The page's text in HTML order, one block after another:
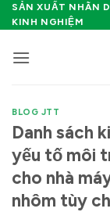
Bỏ
qua
dung
SẢN XUẤT NHÃN
KINH NGHIỆM
BLOG JTT
Danh sách
yếu tố môi
cho nhà
nhôm tùy